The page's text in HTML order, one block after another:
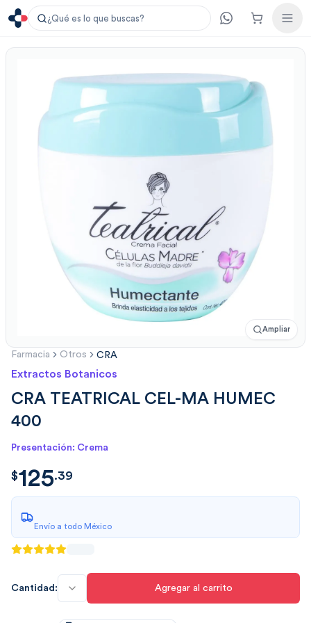
¿Qué es lo que buscas?
Ampliar
Farmacia Otros CRA
Extractos Botanicos
CRA TEATRICAL CEL-MA HUMEC
400
Presentación: Crema
$125.3987839999999867
$125.39
Envío a todo México
Cantidad: Agregar al carrito